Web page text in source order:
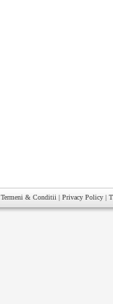
Termeni & Conditii | Privacy Policy |